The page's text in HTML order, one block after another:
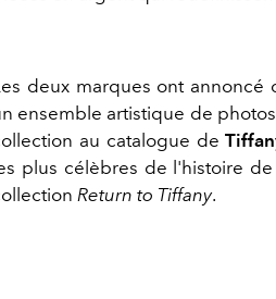
deux marques ont annoncé
ensemble artistique de
au catalogue de
plus célèbres de l'histoire
Return to Tiffany.